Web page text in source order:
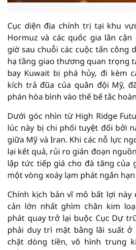
Cục diện địa chính trị tại khu
Hormuz và các quốc gia lân
giờ sau chuỗi các cuộc tấn công
hạ tầng giao thương quan trọng
bay Kuwait bị phá hủy, đi kèm
kích trả đũa của quân đội Mỹ,
phán hòa bình vào thế bế tắc
Dưới góc nhìn từ High Ridge
lúc này bị chi phối tuyệt đối bởi
giữa Mỹ và Iran. Khi các nỗ lực
lại kết quả, rủi ro gián đoạn
lập tức tiếp giá cho đà tăng của
một vòng xoáy lạm phát ngắn
Chính kịch bản vĩ mô bất lợi này
cản lớn nhất ghìm chân kim
phát quay trở lại buộc Cục Dự
phải duy trì mặt bằng lãi suất
chặt dòng tiền, vô hình trung